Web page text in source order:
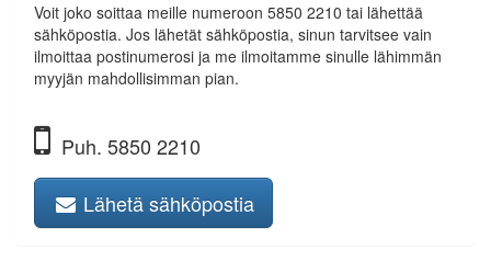
Voit joko soittaa meille numeroon 5850 2210 tai lähettää
sähköpostia. Jos lähetät sähköpostia, sinun tarvitsee vain
ilmoittaa postinumerosi ja me ilmoitamme sinulle lähimmän
myyjän mahdollisimman pian.
Puh. 5850 2210
Lähetä sähköpostia